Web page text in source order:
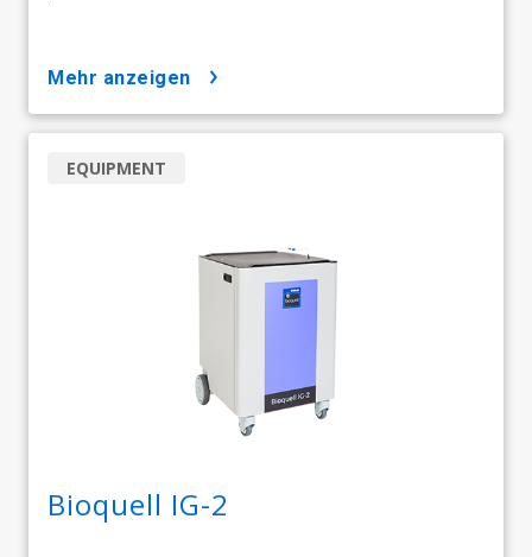
mehr anzeigen
Bioquell IG-2
EQUIPMENT